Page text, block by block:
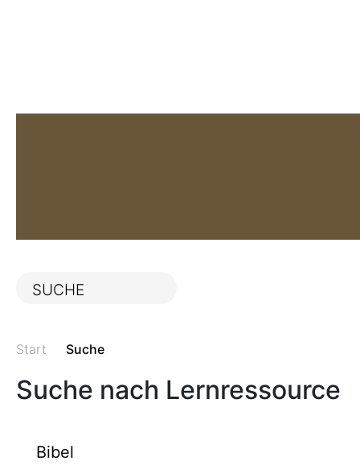
Start Suche
Suche nach Lernressource